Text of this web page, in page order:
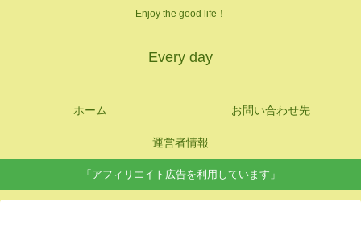
Enjoy the good life！
Every day
ホーム お問い合わせ先
運営者情報
「アフィリエイト広告を利用しています」